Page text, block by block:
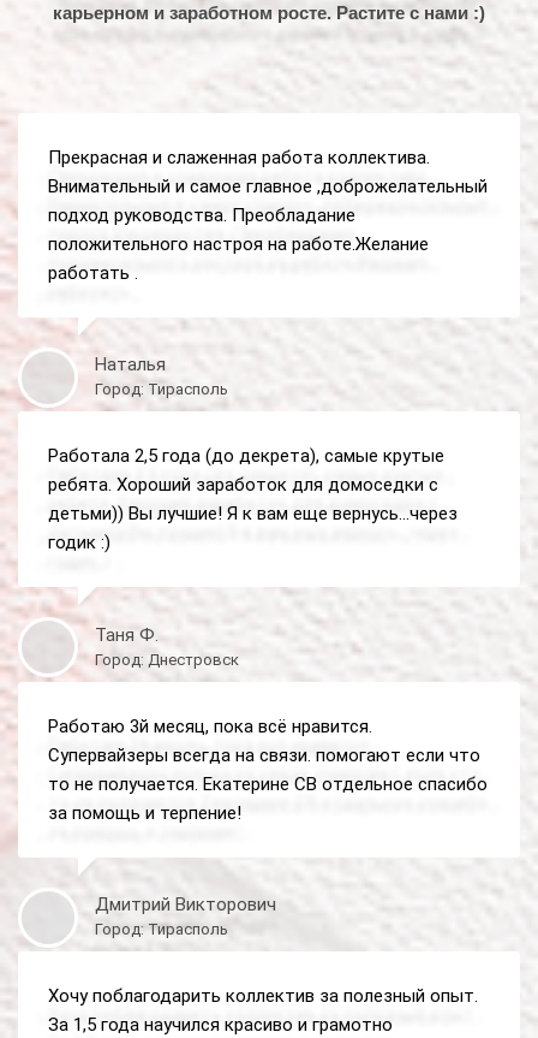
карьерном и заработном росте. Растите с нами :)
Прекрасная и слаженная работа коллектива.
Внимательный и самое главное ,доброжелательный
подход руководства. Преобладание
положительного настроя на работе.Желание
работать .
Наталья
Город: Тирасполь
Работала 2,5 года (до декрета), самые крутые
ребята. Хороший заработок для домоседки с
детьми)) Вы лучшие! Я к вам еще вернусь...через
годик :)
Таня Ф.
Город: Днестровск
Работаю 3й месяц, пока всё нравится.
Супервайзеры всегда на связи. помогают если что
то не получается. Екатерине СВ отдельное спасибо
за помощь и терпение!
Дмитрий Викторович
Город: Тирасполь
Хочу поблагодарить коллектив за полезный опыт.
За 1,5 года научился красиво и грамотно